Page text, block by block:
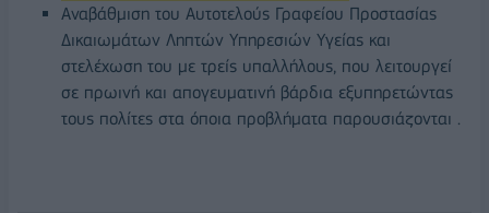
Αναβάθμιση του Αυτοτελούς Γραφείου Προστασίας
Δικαιωμάτων Ληπτών Υπηρεσιών Υγείας και
στελέχωση του με τρείς υπαλλήλους, που λειτουργεί
σε πρωινή και απογευματινή βάρδια εξυπηρετώντας
τους πολίτες στα όποια προβλήματα παρουσιάζονται .